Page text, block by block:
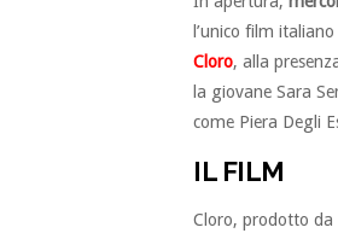
l’unico film
Cloro, alla
la giovane Sara
come Piera Degli
IL FILM
Cloro, prodotto da